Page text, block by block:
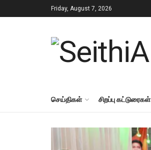
Friday, August 7, 2026
செய்திகள் சிறப்பு கட்டுரைகள்